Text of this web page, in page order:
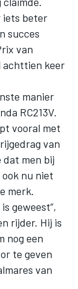
iets beter
succes
van
achttien keer
manier
RC213V.
vooral met
van
dat men bij
nu niet
merk.
geweest”,
rijder. Hij is
nog een
te geven
van